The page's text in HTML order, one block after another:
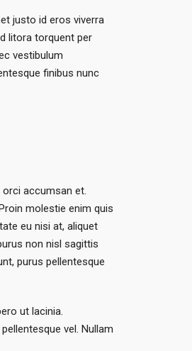
justo id eros viverra
litora torquent per
vestibulum
finibus nunc
accumsan et.
molestie enim quis
eu nisi at, aliquet
non nisl sagittis
purus pellentesque
ut lacinia.
vel. Nullam